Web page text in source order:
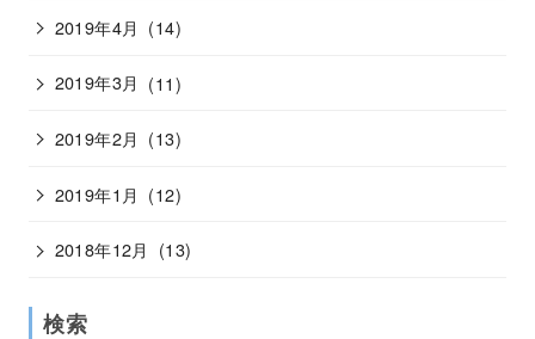
2019年4月 (14)
2019年3月 (11)
2019年2月 (13)
2019年1月 (12)
2018年12月 (13)
検索